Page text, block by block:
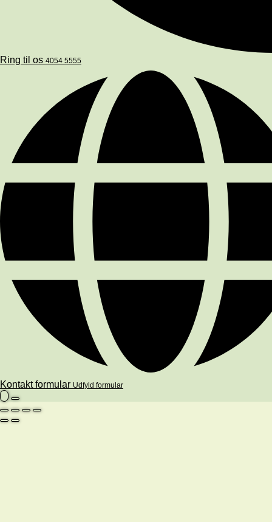
Ring til os 4054 5555
Kontakt formular Udfyld formular